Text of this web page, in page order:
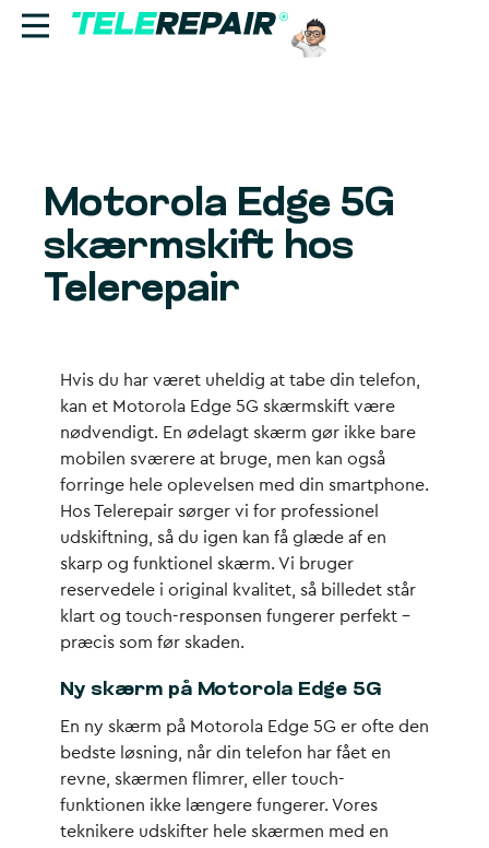
Find butik
Erhverv
Motorola Edge 5G
skærmskift hos
Telerepair
Hvis du har været uheldig at tabe din telefon,
kan et Motorola Edge 5G skærmskift være
nødvendigt. En ødelagt skærm gør ikke bare
mobilen sværere at bruge, men kan også
forringe hele oplevelsen med din smartphone.
Hos Telerepair sørger vi for professionel
udskiftning, så du igen kan få glæde af en
skarp og funktionel skærm. Vi bruger
reservedele i original kvalitet, så billedet står
klart og touch-responsen fungerer perfekt –
præcis som før skaden.
Ny skærm på Motorola Edge 5G
En ny skærm på Motorola Edge 5G er ofte den
bedste løsning, når din telefon har fået en
revne, skærmen flimrer, eller touch-
funktionen ikke længere fungerer. Vores
teknikere udskifter hele skærmen med en